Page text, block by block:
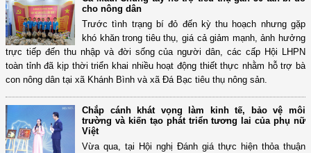
cho nông dân
Trước tình trạng bí đỏ đến kỳ thu hoạch nhưng gặp
khó khăn trong tiêu thụ, giá cả giảm mạnh, ảnh hưởng
trực tiếp đến thu nhập và đời sống của người dân, các cấp Hội LHPN
toàn tỉnh đã kịp thời triển khai nhiều hoạt động thiết thực nhằm hỗ trợ bà
con nông dân tại xã Khánh Bình và xã Đá Bạc tiêu thụ nông sản.
Chắp cánh khát vọng làm kinh tế, bảo vệ môi
trường và kiến tạo phát triển tương lai của phụ nữ
Việt
Vừa qua, tại Hội nghị Đánh giá thực hiện thỏa thuận